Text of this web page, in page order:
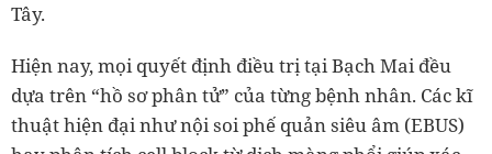
Tây.
Hiện nay, mọi quyết định điều trị tại Bạch Mai đều
dựa trên “hồ sơ phân tử” của từng bệnh nhân. Các kĩ
thuật hiện đại như nội soi phế quản siêu âm (EBUS)